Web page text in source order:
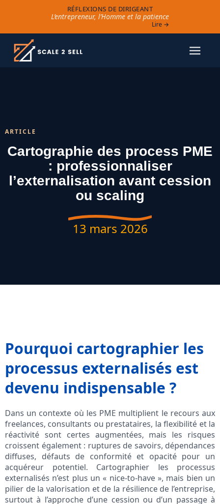
RÉFLEXIONS DE DIRIGEANT
L’entrepreneur, l’Homme et la patience
Lire →
ARTICLE
Cartographie des process PME
: professionnaliser
l’externalisation avant cession
ou scaling
13 mars 2026
Pourquoi cartographier les
processus externalisés est
devenu indispensable ?
Dans un contexte où les PME multiplient le recours aux
freelances, consultants ou prestataires, la flexibilité et la
réactivité sont certes augmentées, mais les risques
croissent également : ruptures de savoirs, dépendances
diffuses, défauts de conformité et opacité pour un
acquéreur potentiel. Cartographier les processus
externalisés n’est plus un « nice-to-have », mais bien un
pilier de la valorisation et de la résilience de l’entreprise,
surtout à l’approche d’une cession ou d’un passage à